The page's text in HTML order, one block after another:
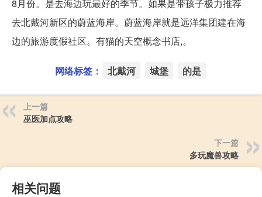
8月份。是去海边玩最好的季节。如果是带孩子极力推荐
去北戴河新区的蔚蓝海岸。蔚蓝海岸就是远洋集团建在海
边的旅游度假社区。有猫的天空概念书店,。
网络标签： 北戴河 城堡 的是
上一篇
巫医加点攻略
下一篇
多玩魔兽攻略
相关问题